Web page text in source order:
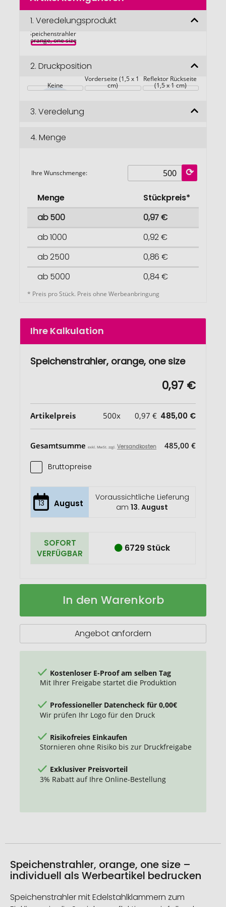
Bildgalerie
springen
1. Veredelungsprodukt
Speichenstrahler,
orange, one size
2. Druckposition
Keine
Vorderseite (1,5 x 1
cm)
Reflektor Rückseite
(1,5 x 1 cm)
3. Veredelung
4. Menge
Ihre Wunschmenge:
Menge
Stückpreis*
ab 500
0,97 €
ab 1000
0,92 €
ab 2500
0,86 €
ab 5000
0,84 €
* Preis pro Stück. Preis ohne Werbeanbringung
Ihre Kalkulation
Speichenstrahler, orange, one size
0,97 €
Artikelpreis 500x 0,97 € 485,00 €
Gesamtsumme exkl. MwSt. zzgl. Versandkosten 485,00 €
Bruttopreise
13 August
Voraussichtliche Lieferung
am13. August
SOFORT
VERFÜGBAR
6729 Stück
Speichenstrahler
Auf
In den Warenkorb
Angebot anfordern
Kostenloser E-Proof am selben Tag
Mit Ihrer Freigabe startet die Produktion
Professioneller Datencheck für 0,00€
Wir prüfen Ihr Logo für den Druck
Risikofreies Einkaufen
Stornieren ohne Risiko bis zur Druckfreigabe
Exklusiver Preisvorteil
3% Rabatt auf Ihre Online-Bestellung
Speichenstrahler, orange, one size –
individuell als Werbeartikel bedrucken
Speichenstrahler mit Edelstahlklammern zum